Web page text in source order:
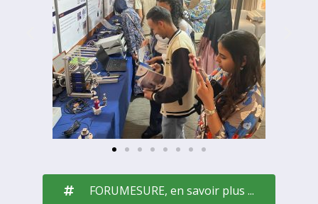
FORUMESURE, en savoir plus ...